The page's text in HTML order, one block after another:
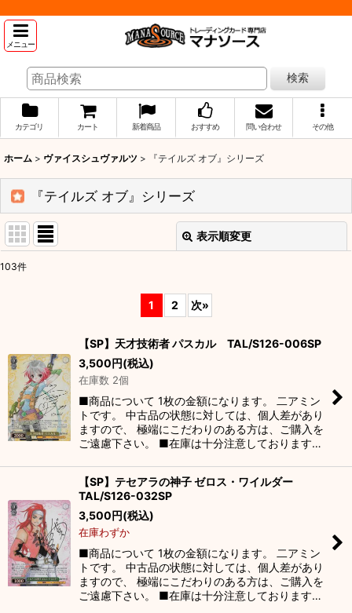
メニュー
検索
カテゴリ カート 新着商品 おすすめ 問い合わせ その他
ホーム > ヴァイスシュヴァルツ > 『テイルズ オブ』シリーズ
『テイルズ オブ』シリーズ
表示順変更
103件
1 2 次»
【SP】天才技術者 パスカル TAL/S126-006SP
3,500円(税込)
在庫数 2個
■商品について 1枚の金額になります。 二アミン
トです。 中古品の状態に対しては、個人差があり
ますので、 極端にこだわりのある方は、ご購入を
ご遠慮下さい。 ■在庫は十分注意しております…
【SP】テセアラの神子 ゼロス・ワイルダー
TAL/S126-032SP
3,500円(税込)
在庫わずか
■商品について 1枚の金額になります。 二アミン
トです。 中古品の状態に対しては、個人差があり
ますので、 極端にこだわりのある方は、ご購入を
ご遠慮下さい。 ■在庫は十分注意しております…